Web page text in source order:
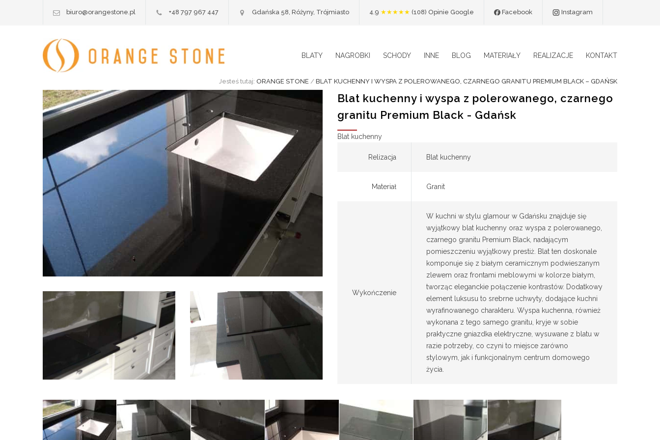
biuro@orangestone.pl +48 797 967 447 Gdańska 58, Różyny, Trójmiasto 4.9 ★★★★★ Ocena 4.9 na 5
(108) Opinie Google Facebook Instagram
BLATY NAGROBKI SCHODY INNE BLOG MATERIAŁY REALIZACJE KONTAKT
Jesteś tutaj: ORANGE STONE / BLAT KUCHENNY I WYSPA Z POLEROWANEGO, CZARNEGO GRANITU PREMIUM BLACK – GDAŃSK
Blat kuchenny i wyspa z polerowanego, czarnego
granitu Premium Black - Gdańsk
Blat kuchenny
Relizacja Blat kuchenny
Materiał Granit
Wykończenie
W kuchni w stylu glamour w Gdańsku znajduje się
wyjątkowy blat kuchenny oraz wyspa z polerowanego,
czarnego granitu Premium Black, nadającym
pomieszczeniu wyjątkowy prestiż. Blat ten doskonale
komponuje się z białym ceramicznym podwieszanym
zlewem oraz frontami meblowymi w kolorze białym,
tworząc eleganckie połączenie kontrastów. Dodatkowy
element luksusu to srebrne uchwyty, dodające kuchni
wyrafinowanego charakteru. Wyspa kuchenna, również
wykonana z tego samego granitu, kryje w sobie
praktyczne gniazdka elektryczne, wysuwane z blatu w
razie potrzeby, co czyni to miejsce zarówno
stylowym, jak i funkcjonalnym centrum domowego
życia.